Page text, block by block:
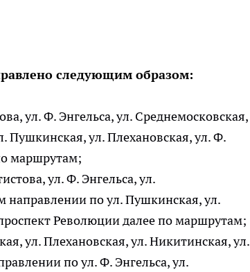
следующим образом:
ул. Ф. Энгельса, ул. Среднемосковская,
Пушкинская, ул. Плехановская, ул. Ф.
маршрутам;
ул. Ф. Энгельса, ул.
направлении по ул. Пушкинская, ул.
Революции далее по маршрутам;
ул. Плехановская, ул. Никитинская, ул.
по ул. Ф. Энгельса, ул.